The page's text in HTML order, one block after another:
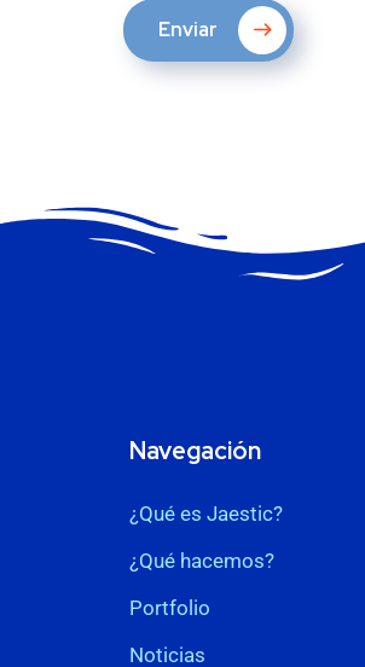
Enviar
Navegación
¿Qué es Jaestic?
¿Qué hacemos?
Portfolio
Noticias